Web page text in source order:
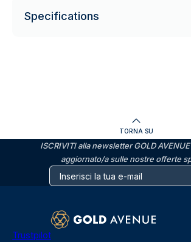
Specifications
TORNA SU
ISCRIVITI alla newsletter GOLD
aggiornato/a sulle nostre offerte
Trustpilot